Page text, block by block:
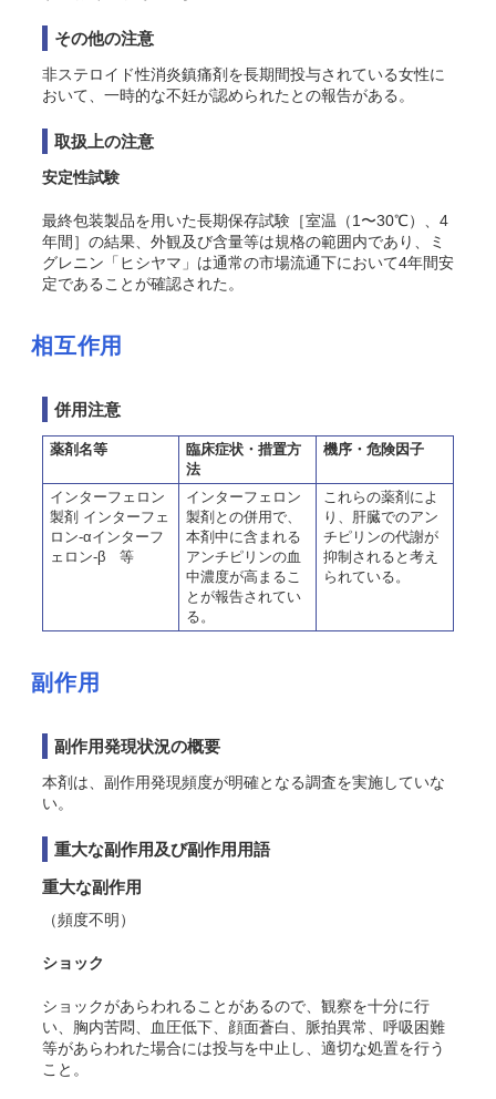
その他の注意
非ステロイド性消炎鎮痛剤を長期間投与されている女性に
おいて、一時的な不妊が認められたとの報告がある。
取扱上の注意
安定性試験
最終包装製品を用いた長期保存試験［室温（1〜30℃）、4
年間］の結果、外観及び含量等は規格の範囲内であり、ミ
グレニン「ヒシヤマ」は通常の市場流通下において4年間安
定であることが確認された。
相互作用
併用注意
薬剤名等
臨床症状・措置方
法
機序・危険因子
インターフェロン
製剤 インターフェ
ロン-αインターフ
ェロン-β 等
インターフェロン
製剤との併用で、
本剤中に含まれる
アンチピリンの血
中濃度が高まるこ
とが報告されてい
る。
これらの薬剤によ
り、肝臓でのアン
チピリンの代謝が
抑制されると考え
られている。
副作用
副作用発現状況の概要
本剤は、副作用発現頻度が明確となる調査を実施していな
い。
重大な副作用及び副作用用語
重大な副作用
（頻度不明）
ショック
ショックがあらわれることがあるので、観察を十分に行
い、胸内苦悶、血圧低下、顔面蒼白、脈拍異常、呼吸困難
等があらわれた場合には投与を中止し、適切な処置を行う
こと。